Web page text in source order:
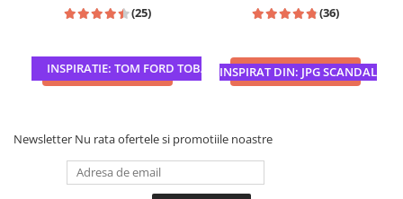
INSPIRATIE: TOM FORD TOBACCO VANILLE
(25)
ADAUGA IN COS INSPIRAT DIN: JPG SCANDAL
(36)
ADAUGA IN COS
Newsletter Nu rata ofertele si promotiile noastre